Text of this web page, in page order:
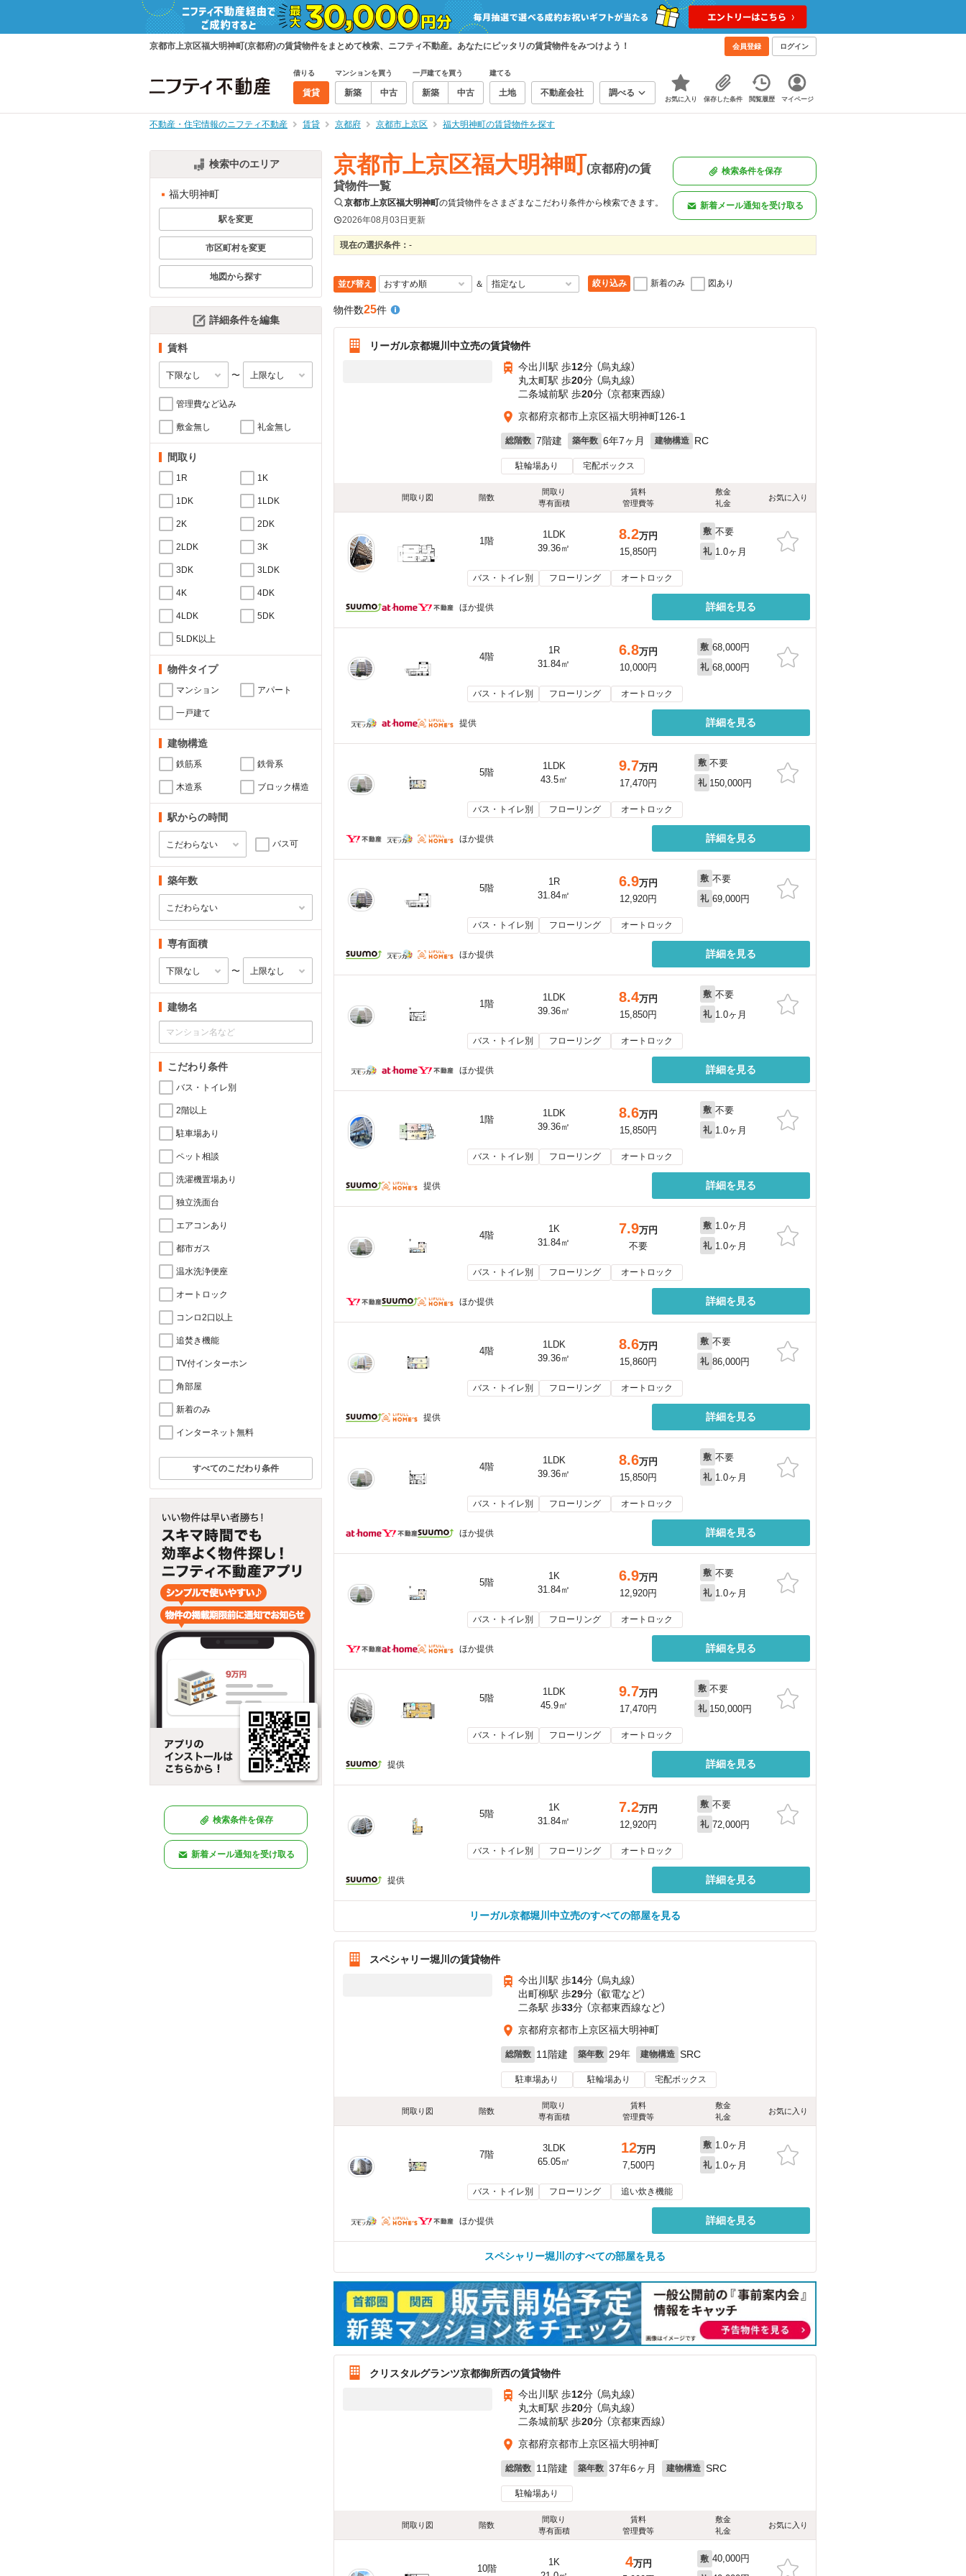
京都市上京区福大明神町(京都府)の賃貸物件をまとめて検索、ニフティ不動産。あなたにピッタリの賃貸物件をみつけよう！ 会員登録 ログイン
借りる
賃貸
マンションを買う
新築 中古
一戸建てを買う
新築 中古
建てる
土地 不動産会社 調べる
お気に入り 保存した条件 閲覧履歴 マイページ
不動産・住宅情報のニフティ不動産 賃貸 京都府 京都市上京区 福大明神町の賃貸物件を探す
検索中のエリア
福大明神町
駅を変更
市区町村を変更
地図から探す
詳細条件を編集
賃料
〜
管理費など込み
敷金無し 礼金無し
間取り
1R 1K
1DK 1LDK
2K 2DK
2LDK 3K
3DK 3LDK
4K 4DK
4LDK 5DK
5LDK以上
物件タイプ
マンション アパート
一戸建て
建物構造
鉄筋系 鉄骨系
木造系 ブロック構造
駅からの時間
バス可
築年数
専有面積
〜
建物名
こだわり条件
バス・トイレ別
2階以上
駐車場あり
ペット相談
洗濯機置場あり
独立洗面台
エアコンあり
都市ガス
温水洗浄便座
オートロック
コンロ2口以上
追焚き機能
TV付インターホン
角部屋
新着のみ
インターネット無料
すべてのこだわり条件
検索条件を保存
新着メール通知を受け取る
京都市上京区福大明神町(京都府)の賃
貸物件一覧
京都市上京区福大明神町の賃貸物件をさまざまなこだわり条件から検索できます。
2026年08月03日更新
検索条件を保存
新着メール通知を受け取る
現在の選択条件： -
並び替え ＆ 絞り込み 新着のみ 図あり
物件数25件
リーガル京都堀川中立売の賃貸物件
今出川駅 歩12分 （烏丸線）
丸太町駅 歩20分 （烏丸線）
二条城前駅 歩20分 （京都東西線）
京都府京都市上京区福大明神町126-1
総階数 7階建 築年数 6年7ヶ月 建物構造 RC
駐輪場あり 宅配ボックス
間取り図 階数
間取り
専有面積
賃料
管理費等
敷金
礼金
お気に入り
1階
1LDK
39.36㎡
8.2万円
15,850円
敷 不要
礼 1.0ヶ月
バス・トイレ別 フローリング オートロック
ほか提供 詳細を見る
4階
1R
31.84㎡
6.8万円
10,000円
敷 68,000円
礼 68,000円
バス・トイレ別 フローリング オートロック
提供 詳細を見る
5階
1LDK
43.5㎡
9.7万円
17,470円
敷 不要
礼 150,000円
バス・トイレ別 フローリング オートロック
ほか提供 詳細を見る
5階
1R
31.84㎡
6.9万円
12,920円
敷 不要
礼 69,000円
バス・トイレ別 フローリング オートロック
ほか提供 詳細を見る
1階
1LDK
39.36㎡
8.4万円
15,850円
敷 不要
礼 1.0ヶ月
バス・トイレ別 フローリング オートロック
ほか提供 詳細を見る
1階
1LDK
39.36㎡
8.6万円
15,850円
敷 不要
礼 1.0ヶ月
バス・トイレ別 フローリング オートロック
提供 詳細を見る
4階
1K
31.84㎡
7.9万円
不要
敷 1.0ヶ月
礼 1.0ヶ月
バス・トイレ別 フローリング オートロック
ほか提供 詳細を見る
4階
1LDK
39.36㎡
8.6万円
15,860円
敷 不要
礼 86,000円
バス・トイレ別 フローリング オートロック
提供 詳細を見る
4階
1LDK
39.36㎡
8.6万円
15,850円
敷 不要
礼 1.0ヶ月
バス・トイレ別 フローリング オートロック
ほか提供 詳細を見る
5階
1K
31.84㎡
6.9万円
12,920円
敷 不要
礼 1.0ヶ月
バス・トイレ別 フローリング オートロック
ほか提供 詳細を見る
5階
1LDK
45.9㎡
9.7万円
17,470円
敷 不要
礼 150,000円
バス・トイレ別 フローリング オートロック
提供 詳細を見る
5階
1K
31.84㎡
7.2万円
12,920円
敷 不要
礼 72,000円
バス・トイレ別 フローリング オートロック
提供 詳細を見る
リーガル京都堀川中立売のすべての部屋を見る
スペシャリー堀川の賃貸物件
今出川駅 歩14分 （烏丸線）
出町柳駅 歩29分 （叡電など）
二条駅 歩33分 （京都東西線など）
京都府京都市上京区福大明神町
総階数 11階建 築年数 29年 建物構造 SRC
駐車場あり 駐輪場あり 宅配ボックス
間取り図 階数
間取り
専有面積
賃料
管理費等
敷金
礼金
お気に入り
7階
3LDK
65.05㎡
12万円
7,500円
敷 1.0ヶ月
礼 1.0ヶ月
バス・トイレ別 フローリング 追い炊き機能
ほか提供 詳細を見る
スペシャリー堀川のすべての部屋を見る
クリスタルグランツ京都御所西の賃貸物件
今出川駅 歩12分 （烏丸線）
丸太町駅 歩20分 （烏丸線）
二条城前駅 歩20分 （京都東西線）
京都府京都市上京区福大明神町
総階数 11階建 築年数 37年6ヶ月 建物構造 SRC
駐輪場あり
間取り図 階数
間取り
専有面積
賃料
管理費等
敷金
礼金
お気に入り
10階
1K
4万円
敷 40,000円